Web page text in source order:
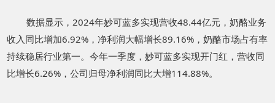
数据显示， 2024年妙可蓝多实现营收48.44亿元，奶酪业务
收入同比增加6.92%，净利润大幅增长89.16%，奶酪市场占有率
持续稳居行业第一。今年一季度，妙可蓝多实现开门红，营收同
比增长6.26%，公司归母净利润同比大增114.88%。